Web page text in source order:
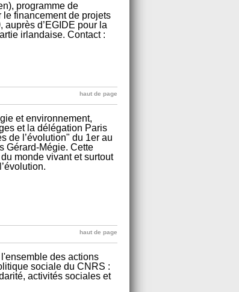
programme de
financement de projets
, auprès d’EGIDE pour la
irlandaise. Contact :
haut de page
et environnement,
et la délégation Paris
de l’évolution" du 1er au
Gérard-Mégie. Cette
monde vivant et surtout
haut de page
des actions
sociale du CNRS :
activités sociales et